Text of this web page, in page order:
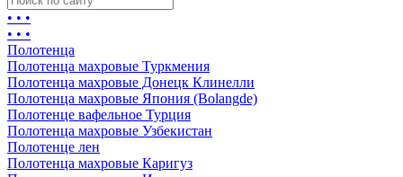
• • •
• • •
Полотенца
Полотенца махровые Туркмения
Полотенца махровые Донецк Клинелли
Полотенца махровые Япония (Bolangde)
Полотенце вафельное Турция
Полотенца махровые Узбекистан
Полотенце лен
Полотенца махровые Каригуз